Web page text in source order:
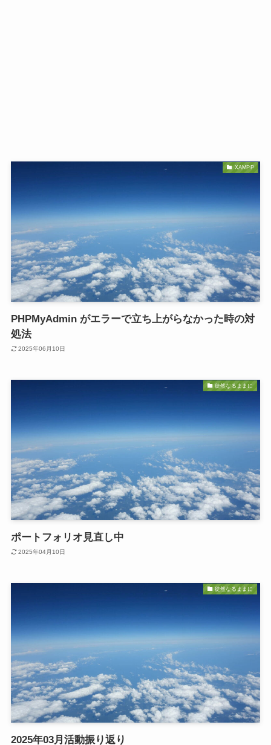
XAMPP
PHPMyAdmin がエラーで立ち上がらなかった時の対
処法
2025年06月10日
徒然なるままに
ポートフォリオ見直し中
2025年04月10日
徒然なるままに
2025年03月活動振り返り